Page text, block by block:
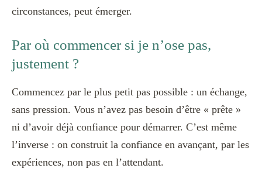
circonstances, peut émerger.
Par où commencer si je n’ose pas,
justement ?
Commencez par le plus petit pas possible : un échange,
sans pression. Vous n’avez pas besoin d’être « prête »
ni d’avoir déjà confiance pour démarrer. C’est même
l’inverse : on construit la confiance en avançant, par les
expériences, non pas en l’attendant.